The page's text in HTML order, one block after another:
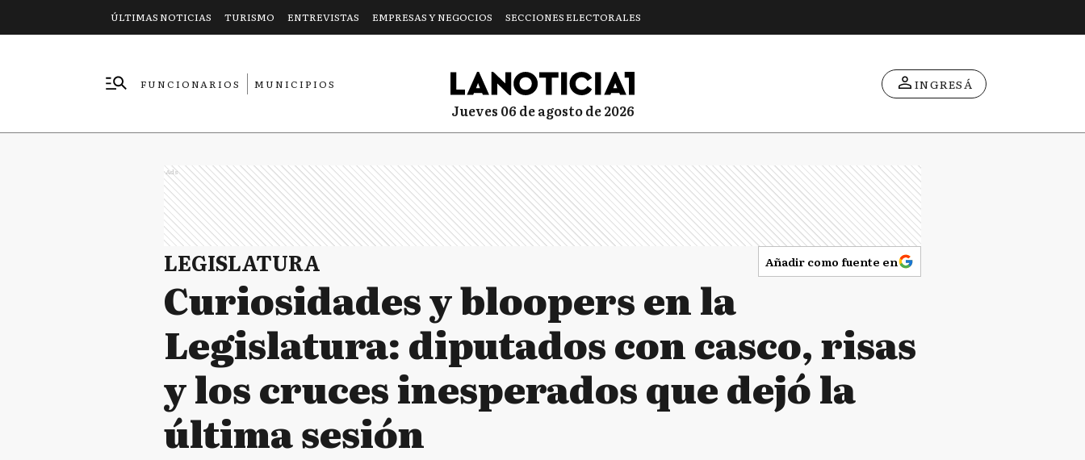
ÚLTIMAS NOTICIAS TURISMO ENTREVISTAS EMPRESAS Y NEGOCIOS SECCIONES ELECTORALES
FUNCIONARIOS
MUNICIPIOS
jueves 06 de agosto de 2026
INGRESÁ
Ads
LEGISLATURA Añadir como fuente en
Curiosidades y bloopers en la
Legislatura: diputados con casco, risas
y los cruces inesperados que dejó la
última sesión